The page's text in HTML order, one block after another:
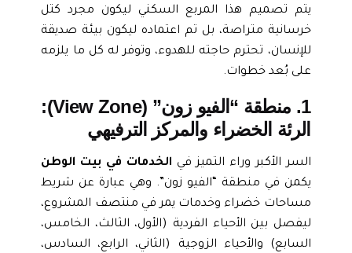
يتم تصميم هذا المربع السكني ليكون مجرد كتل
خرسانية متراصة، بل تم اعتماده ليكون بيئة صديقة
للإنسان، تحترم حاجته للهدوء، وتوفر له كل ما يلزمه
على بُعد خطوات.
1. منطقة “الفيو زون” (View Zone):
الرئة الخضراء والمركز الترفيهي
السر الأكبر وراء التميز فيالخدمات في بيت الوطن
يكمن في منطقة “الفيو زون”. وهي عبارة عن شريط
مساحات خضراء وخدمات يمر في منتصف المشروع،
ليفصل بين الأحياء الفردية (الأول، الثالث، الخامس،
السابع) والأحياء الزوجية (الثاني، الرابع، السادس،